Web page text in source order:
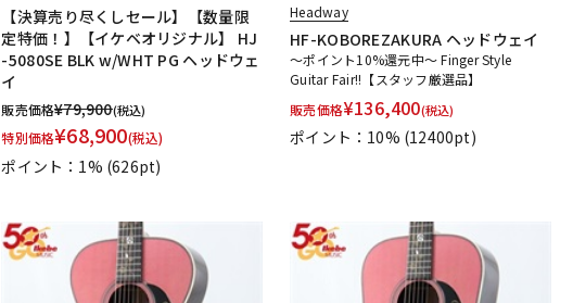
【決算売り尽くしセール】【数量限
定特価！】【イケベオリジナル】 HJ
-5080SE BLK w/WHT PG ヘッドウェ
イ
販売価格¥79,900(税込)
特別価格¥68,900(税込)
ポイント：1% (626pt)
Headway
HF-KOBOREZAKURA ヘッドウェイ
～ポイント10%還元中～ Finger Style
Guitar Fair!!【スタッフ厳選品】
販売価格¥136,400(税込)
ポイント：10% (12400pt)